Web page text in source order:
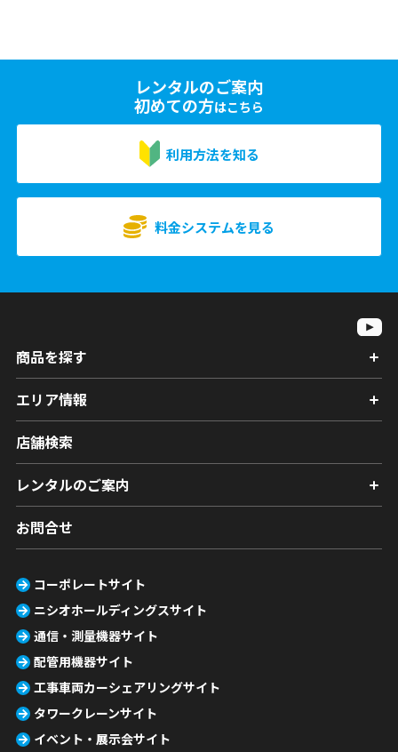
レンタルのご案内
初めての方はこちら
利用方法を知る
料金システムを見る
商品を探す
エリア情報
店舗検索
レンタルのご案内
お問合せ
コーポレートサイト
ニシオホールディングスサイト
通信・測量機器サイト
配管用機器サイト
工事車両カーシェアリングサイト
タワークレーンサイト
イベント・展示会サイト